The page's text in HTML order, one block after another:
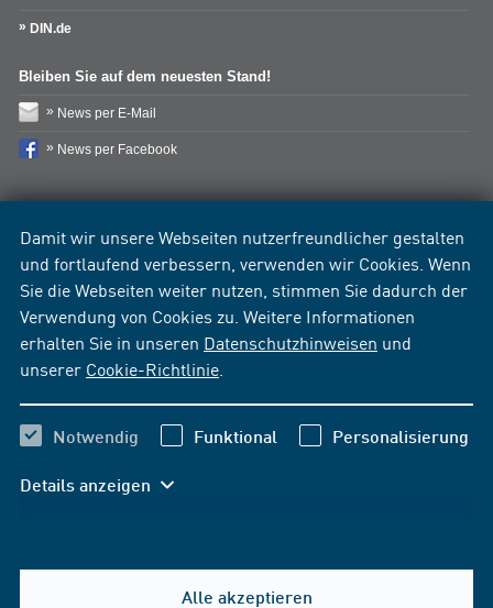
Damit wir unsere Webseiten nutzerfreundlicher gestalten
und fortlaufend verbessern, verwenden wir Cookies. Wenn
Sie die Webseiten weiter nutzen, stimmen Sie dadurch der
Verwendung von Cookies zu. Weitere Informationen
erhalten Sie in unseren Datenschutzhinweisen und
unserer Cookie-Richtlinie
Notwendig Funktional Personalisierung
Details anzeigen
Alle akzeptieren
DIN.de
Bleiben Sie auf dem neuesten Stand!
News per E-Mail
News per Facebook